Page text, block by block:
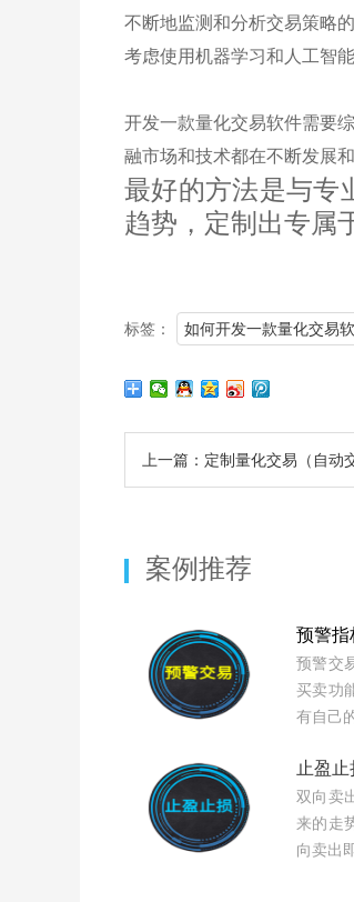
不断地监测和分析交易策略
考虑使用机器学习和人工智
开发一款量化交易软件需要
融市场和技术都在不断发展和
最好的方法是与专
趋势，定制出专属
标签： 如何开发一款量化交易
上一篇：定制量化交易（自动
案例推荐
预警指
预警交
买卖功
有自己
止盈止
双向卖
来的走
向卖出